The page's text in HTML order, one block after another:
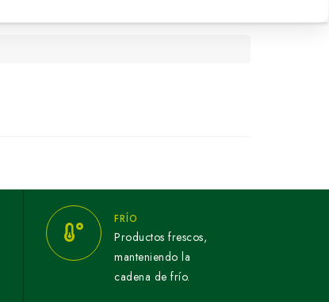
FRÍO
Productos frescos,
manteniendo la
cadena de frío.